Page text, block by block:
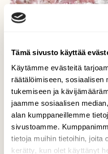
Tämä sivusto käyttää
Käytämme evästeitä
räätälöimiseen, sosiaalisen
tukemiseen ja
jaamme sosiaalisen
alan kumppaneillemme
sivustoamme.
tietoja muihin tietoihin, joita
kerätty, kun olet käyttänyt